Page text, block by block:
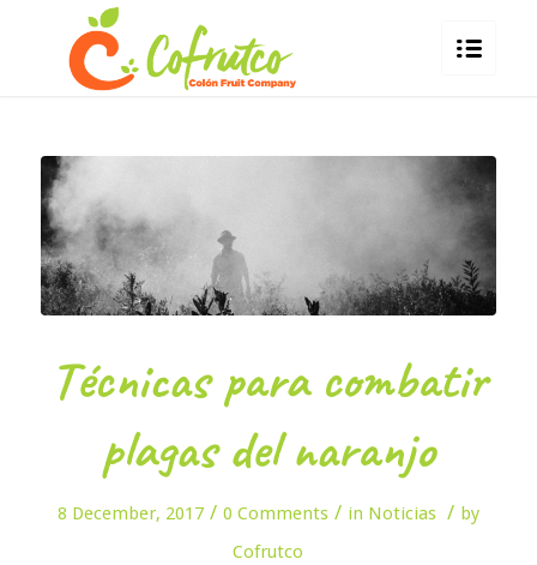
Técnicas para combatir
plagas del naranjo
8 December, 2017 / 0 Comments / in Noticias / by
Cofrutco